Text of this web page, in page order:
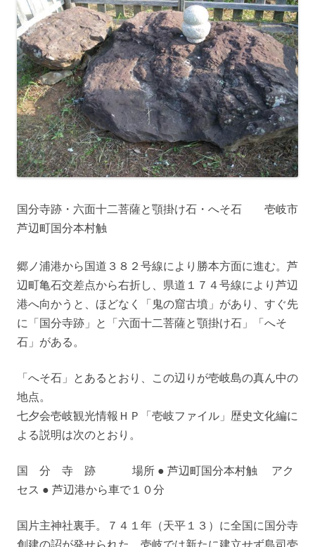
国分寺跡・六面十二菩薩と顎掛け石・へそ石 壱岐市
芦辺町国分本村触
郷ノ浦港から国道３８２号線により勝本方面に進む。芦
辺町亀石交差点から右折し、県道１７４号線により芦辺
港へ向かうと、ほどなく「鬼の窟古墳」があり、すぐ先
に「国分寺跡」と「六面十二菩薩と顎掛け石」「へそ
石」がある。
「へそ石」とあるとおり、この辺りが壱岐島の真ん中の
地点。
七夕会壱岐観光情報ＨＰ「壱岐ファイル」歴史文化編に
よる説明は次のとおり。
国 分 寺 跡 場所 ● 芦辺町国分本村触 アク
セス ● 芦辺港から車で１０分
国片主神社裏手。７４１年（天平１３）に全国に国分寺